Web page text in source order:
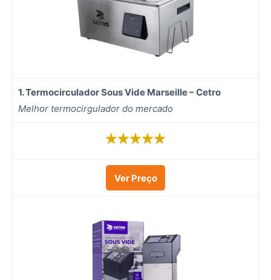
1.Termocirculador Sous Vide Marseille – Cetro
Melhor termocirgulador do mercado
Ver Preço